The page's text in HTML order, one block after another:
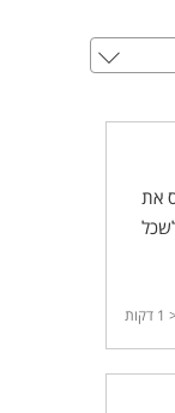
את
< 1 דקות